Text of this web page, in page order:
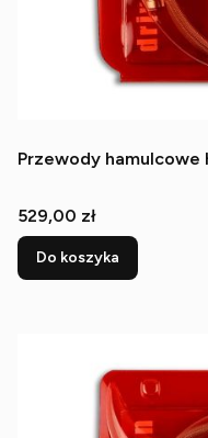
Przewody hamulcowe
Cena
529,00 zł
Do koszyka